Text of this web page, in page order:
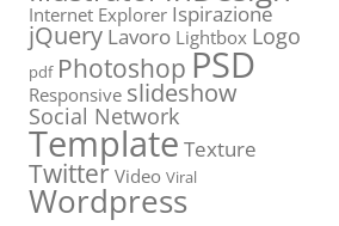
Internet Explorer Ispirazione
jQuery Lavoro Lightbox Logo
pdf PhotoshopPSD
Responsive slideshow
Social Network
Template Texture
TwitterVideo Viral
Wordpress